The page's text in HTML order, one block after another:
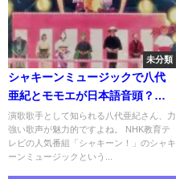
未分類
シャキーンミュージックで八代
亜紀とモモエが日本語音頭？歌
詞や動画は？
演歌歌手として知られる八代亜紀さん、力
強い歌声が魅力的ですよね。 NHK教育テ
レビの人気番組「シャキーン！」のシャキ
ーンミュージックという...